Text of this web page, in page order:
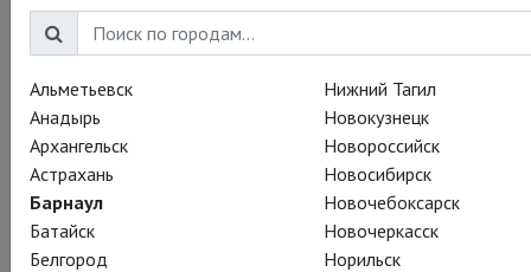
19.08.2014 Королевская Шекспировская Компания
Летний театральный
фестиваль. Генрих IV.
Последние показы
Близится расставание с полюбившимися многим героями
шекспировской исторической хроники «Генрих IV».
Альметьевск
Анадырь
Архангельск
Астрахань
Барнаул
Батайск
Белгород
Нижний Тагил
Новокузнецк
Новороссийск
Новосибирск
Новочебоксарск
Новочеркасск
Норильск